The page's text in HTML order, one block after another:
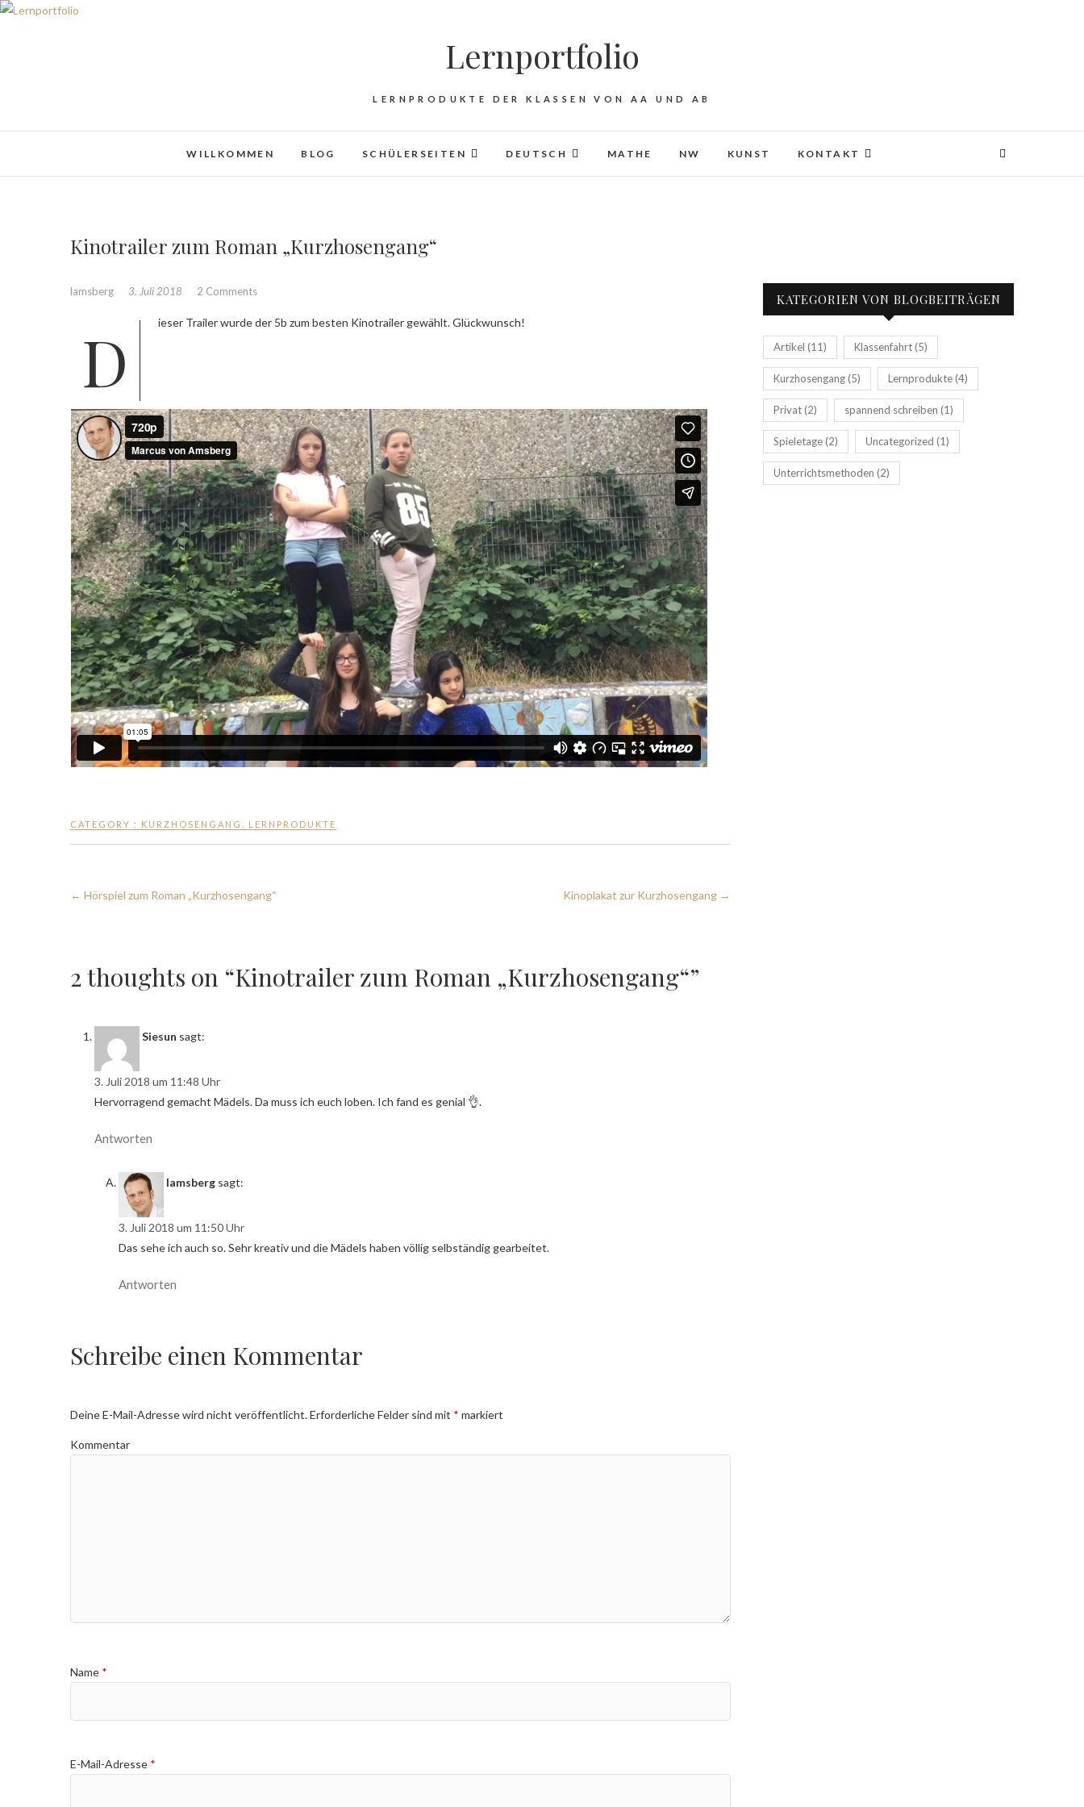
Lernportfolio
LERNPRODUKTE DER KLASSEN VON AA UND AB
WILLKOMMEN BLOG SCHÜLERSEITEN DEUTSCH MATHE NW KUNST KONTAKT
Kinotrailer zum Roman „Kurzhosengang“
lamsberg 3. Juli 2018 2 Comments
Dieser Trailer wurde der 5b zum besten Kinotrailer gewählt. Glückwunsch!
CATEGORY : KURZHOSENGANG LERNPRODUKTE
← Hörspiel zum Roman „Kurzhosengang“ Kinoplakat zur Kurzhosengang →
2 thoughts on “Kinotrailer zum Roman „Kurzhosengang“”
Siesun sagt:
3. Juli 2018 um 11:48 Uhr
Hervorragend gemacht Mädels. Da muss ich euch loben. Ich fand es genial 👌.
Antworten
lamsberg sagt:
3. Juli 2018 um 11:50 Uhr
Das sehe ich auch so. Sehr kreativ und die Mädels haben völlig selbständig gearbeitet.
Antworten
Schreibe einen Kommentar
Deine E-Mail-Adresse wird nicht veröffentlicht.Erforderliche Felder sind mit * markiert
Kommentar
Name *
E-Mail-Adresse *
KATEGORIEN VON BLOGBEITRÄGEN
Artikel (11) Klassenfahrt(5)
Kurzhosengang(5) Lernprodukte(4)
Privat(2) spannend schreiben (1)
Spieletage(2) Uncategorized (1)
Unterrichtsmethoden (2)